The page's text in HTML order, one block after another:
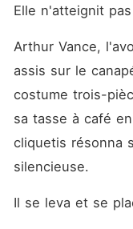
Elle n'atteignit
Arthur Vance,
assis sur le
costume trois-
sa tasse à café
cliquetis résonna
silencieuse.
Il se leva et se